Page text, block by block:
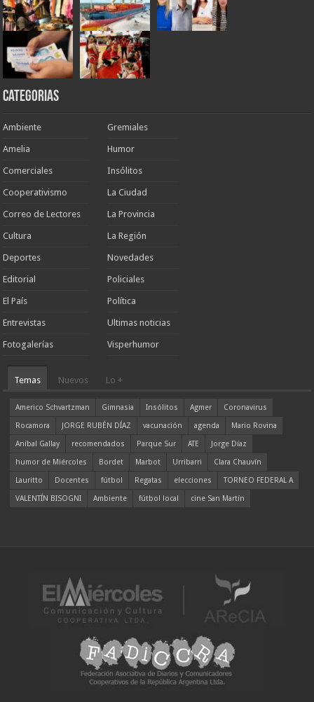
Categorias
Ambiente
Amelia
Comerciales
Cooperativismo
Correo de Lectores
Cultura
Deportes
Editorial
El País
Entrevistas
Fotogalerías
Gremiales
Humor
Insólitos
La Ciudad
La Provincia
La Región
Novedades
Policiales
Política
Ultimas noticias
Visperhumor
Temas Nuevos Lo +
Americo Schvartzman Gimnasia Insólitos Agmer
Coronavirus
Rocamora
JORGE RUBÉN DÍAZ vacunación agenda
Mario Rovina
Aníbal Gallay
recomendados Parque Sur ATE
Jorge Díaz
humor de Miércoles
Bordet Marbot Urribarri
Clara Chauvín
Lauritto
Docentes fútbol Regatas elecciones
TORNEO FEDERAL A
VALENTÍN BISOGNI
Ambiente fútbol local cine San Martín